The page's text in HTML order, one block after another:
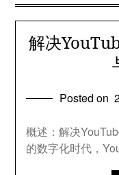
解决
Posted on
概述：解决
的数字化时代，